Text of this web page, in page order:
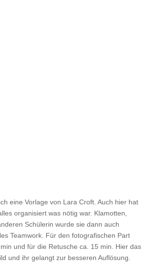
eine Vorlage von Lara Croft. Auch hier hat
organisiert was nötig war. Klamotten,
Schülerin wurde sie dann auch
Teamwork. Für den fotografischen Part
und für die Retusche ca. 15 min. Hier das
und ihr gelangt zur besseren Auflösung.